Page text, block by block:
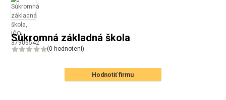
Súkromná základná škola
(0 hodnotení)
Hodnotiť firmu